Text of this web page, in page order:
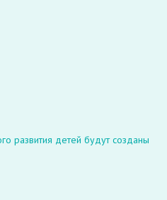
развития детей будут созданы